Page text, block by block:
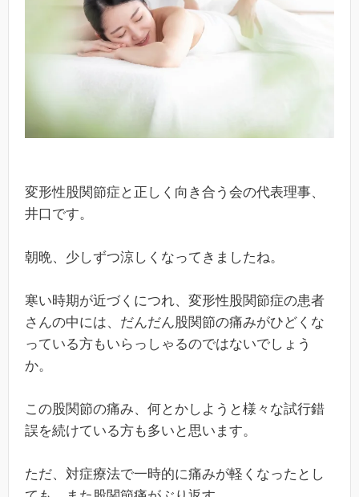
変形性股関節症と正しく向き合う会の代表理事、
井口です。
朝晩、少しずつ涼しくなってきましたね。
寒い時期が近づくにつれ、変形性股関節症の患者
さんの中には、だんだん股関節の痛みがひどくな
っている方もいらっしゃるのではないでしょう
か。
この股関節の痛み、何とかしようと様々な試行錯
誤を続けている方も多いと思います。
ただ、対症療法で一時的に痛みが軽くなったとし